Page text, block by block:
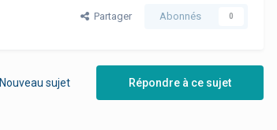
Partager Abonnés 0
Répondre à ce sujet
Nouveau sujet